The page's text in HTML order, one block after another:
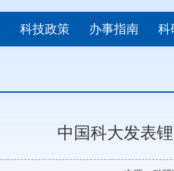
科技政策 办事指南 科
中国科大发表